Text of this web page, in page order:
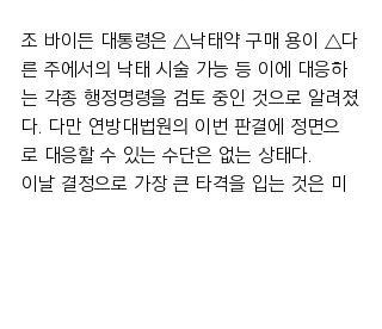
조 바이든 대통령은 △낙태약 구매 용이 △다
른 주에서의 낙태 시술 가능 등 이에 대응하
는 각종 행정명령을 검토 중인 것으로 알려졌
다. 다만 연방대법원의 이번 판결에 정면으
로 대응할 수 있는 수단은 없는 상태다.
이날 결정으로 가장 큰 타격을 입는 것은 미